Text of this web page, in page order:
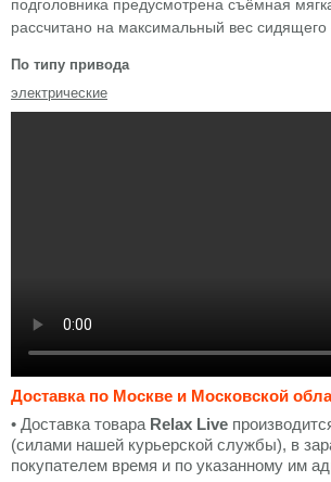
подголовника предусмотрена съёмная
рассчитано на максимальный вес сидящего
По типу привода
электрические
Доставка по Москве и Московской
• Доставка товара Relax Live
(силами нашей курьерской службы), в
покупателем время и по указанному им